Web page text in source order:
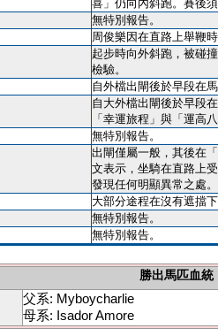
喜」仍向內斜跑。賽後
無特別報告。
周俊樂因在直路上舉鞭
起步時向外斜跑，被碰
檢驗。
自外檔出閘後於早段在
自大外檔出閘後於早段
「幸運旅程」與「運高
無特別報告。
出閘僅屬一般，其後在
文表示，坐騎在直路上
發現任何明顯異常之處。
大部分途程在沒有遮擋
無特別報告。
無特別報告。
勝出馬匹血統
父系: Myboycharlie
母系: Isador Amore